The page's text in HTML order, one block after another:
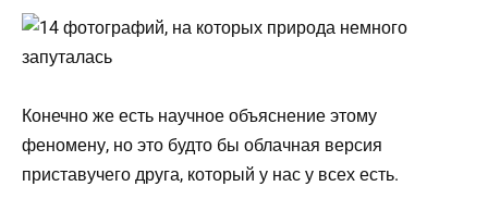
Конечно же есть научное объяснение этому
феномену, но это будто бы облачная версия
приставучего друга, который у нас у всех есть.